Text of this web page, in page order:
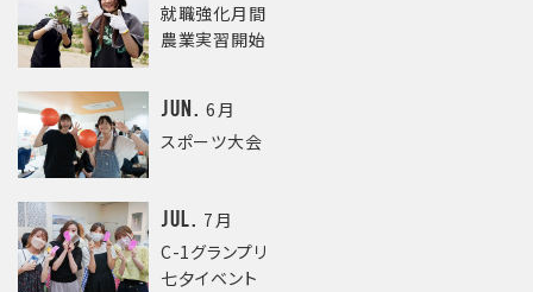
就職強化月間
農業実習開始
Jun.
6月
スポーツ大会
Jul.
7月
C-1グランプリ
七夕イベント